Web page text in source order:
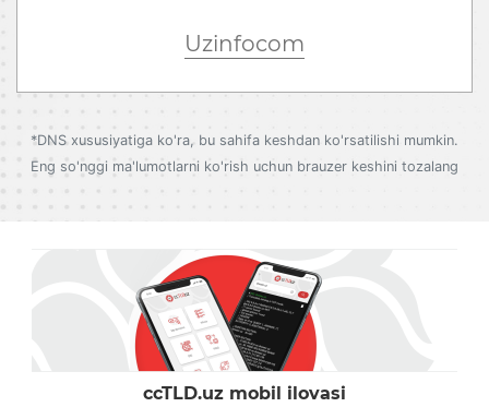
Uzinfocom
*DNS xususiyatiga ko'ra, bu sahifa keshdan ko'rsatilishi mumkin.
Eng so'nggi ma'lumotlarni ko'rish uchun brauzer keshini tozalang
ccTLD.uz mobil ilovasi